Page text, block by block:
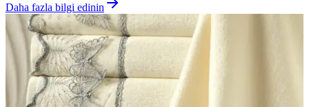
Daha fazla bilgi edinin